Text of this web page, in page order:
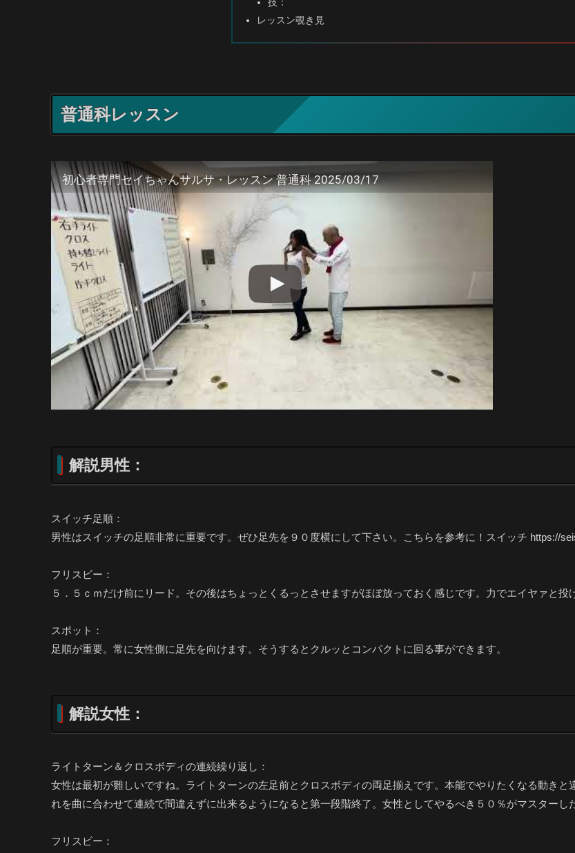
技：
レッスン覗き見
普通科レッスン
初心者専門セイちゃんサルサ・レッスン 普通科 2025/03/17
解説男性：
スイッチ足順：
男性はスイッチの足順非常に重要です。ぜひ足先を９０度横にして下さい。こちらを参考に！スイッチ https://
フリスビー：
５．５ｃｍだけ前にリード。その後はちょっとくるっとさせますがほぼ放っておく感じです。力でエイヤァと投
スポット：
足順が重要。常に女性側に足先を向けます。そうするとクルッとコンパクトに回る事ができます。
解説女性：
ライトターン＆クロスボディの連続繰り返し：
女性は最初が難しいですね。ライトターンの左足前とクロスボディの両足揃えです。本能でやりたくなる動き
れを曲に合わせて連続で間違えずに出来るようになると第一段階終了。女性としてやるべき５０％がマスターし
フリスビー：